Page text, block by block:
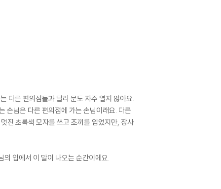
다른 편의점들과 달리 문도 자주 열지 않아요.
손님은 다른 편의점에 가는 손님이래요. 다른
진 초록색 모자를 쓰고 조끼를 입었지만, 장사
입에서 이 말이 나오는 순간이에요.